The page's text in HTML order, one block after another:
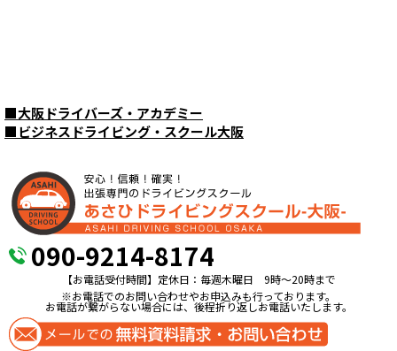
■大阪ドライバーズ・アカデミー
■ビジネスドライビング・スクール大阪
090-9214-8174
【お電話受付時間】定休日：毎週木曜日 9時〜20時まで
※お電話でのお問い合わせやお申込みも行っております。
お電話が繋がらない場合には、後程折り返しお電話いたします。